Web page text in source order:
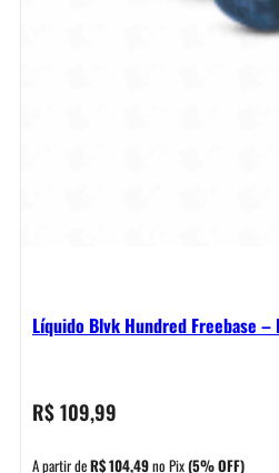
Líquido Blvk Hundred Freebase –
R$109,99
A partir deR$104,49no Pix(5% OFF)